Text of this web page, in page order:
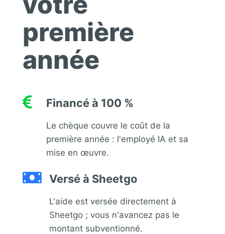
première
année
 Financé à 100 %
Le chèque couvre le coût de la
première année : l'employé IA et sa
mise en œuvre.
 Versé à Sheetgo
L'aide est versée directement à
Sheetgo ; vous n'avancez pas le
montant subventionné.